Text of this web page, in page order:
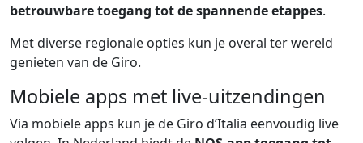
betrouwbare toegang tot de spannende etappes.
Met diverse regionale opties kun je overal ter wereld
genieten van de Giro.
Mobiele apps met live-uitzendingen
Via mobiele apps kun je de Giro d’Italia eenvoudig live